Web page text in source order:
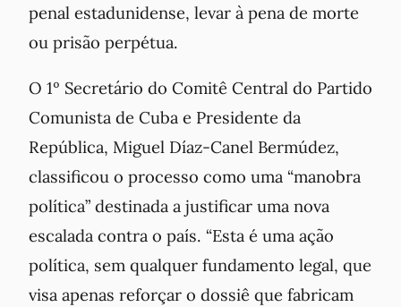
penal estadunidense, levar à pena de morte
ou prisão perpétua.
O 1º Secretário do Comitê Central do Partido
Comunista de Cuba e Presidente da
República, Miguel Díaz-Canel Bermúdez,
classificou o processo como uma “manobra
política” destinada a justificar uma nova
escalada contra o país. “Esta é uma ação
política, sem qualquer fundamento legal, que
visa apenas reforçar o dossiê que fabricam